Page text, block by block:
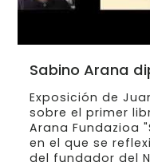
Sabino Arana
Exposición de
sobre el primer
Arana Fundazioa
en el que se
del fundador del